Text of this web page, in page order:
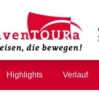
Highlights Verlauf